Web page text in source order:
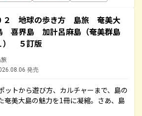
２ 地球の歩き方 島旅 奄美大
喜界島 加計呂麻島（奄美群島
） ５訂版
発売
トから遊び方、カルチャーまで、島の
奄美大島の魅力を1冊に凝縮。さあ、島